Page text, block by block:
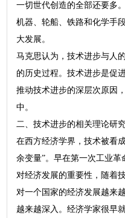
一切世代创造的全部还要多
机器、轮船、铁路和化学手
大发展。
马克思认为，技术进步与人
的历史过程。技术进步是促
推动技术进步的深层次原因
中。
二、技术进步的相关理论研
在西方经济学界，技术被看
余变量”。早在第一次工业
对经济发展的重要性，随着
对一个国家的经济发展越来
越来越深入。经济学家很早